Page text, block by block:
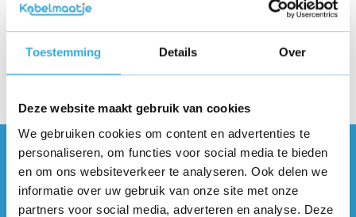
Toestemming Details Over
Deze website maakt gebruik van cookies
We gebruiken cookies om content en advertenties te
personaliseren, om functies voor social media te bieden
en om ons websiteverkeer te analyseren. Ook delen we
informatie over uw gebruik van onze site met onze
partners voor social media, adverteren en analyse. Deze
Laad je iPad op tijd op. Wacht niet tot de accu helemaal leeg is.
iPad tussen de 40 en 80 procent is, niet hoger en niet lager.
Vragen of meer informatie?
Neem contact met ons op! Onze
klantenservice staat voor je klaar :)